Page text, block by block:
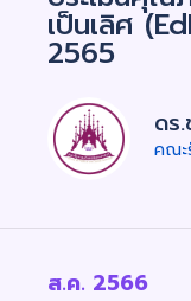
เป็นเลิศ
2565
ดร
คณะ
ส.ค. 2566